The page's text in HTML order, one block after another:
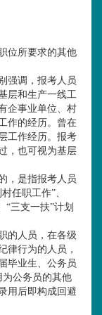
位所要求的其他
强调，报考人员
层和生产一线工
企事业单位、村
作的经历。曾在
工作经历。报考
，也可视为基层
，是指报考人员
任职工作”、
“三支一扶”计划
的人员，在各级
律行为的人员，
毕业生、公务员
公务员的其他
用后即构成回避